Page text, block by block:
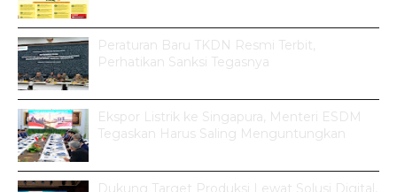
Peraturan Baru TKDN Resmi Terbit,
Perhatikan Sanksi Tegasnya
Ekspor Listrik ke Singapura, Menteri ESDM
Tegaskan Harus Saling Menguntungkan
Dukung Target Produksi Lewat Solusi Digital,